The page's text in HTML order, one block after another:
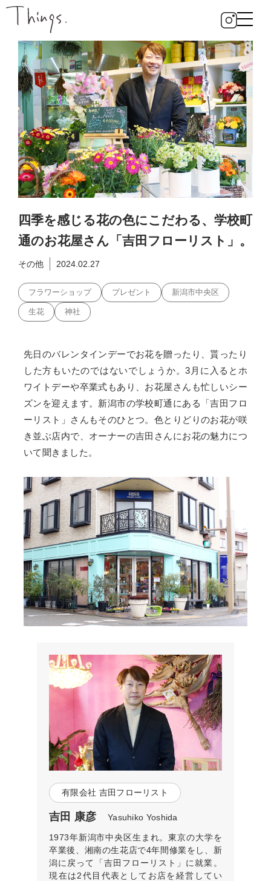
四季を感じる花の色にこだわる、学校町
通のお花屋さん「吉田フローリスト」。
その他 2024.02.27
フラワーショップ プレゼント 新潟市中央区
生花 神社
先日のバレンタインデーでお花を贈ったり、貰ったり
した方もいたのではないでしょうか。3月に入るとホ
ワイトデーや卒業式もあり、お花屋さんも忙しいシー
ズンを迎えます。新潟市の学校町通にある「吉田フロ
ーリスト」さんもそのひとつ。色とりどりのお花が咲
き並ぶ店内で、オーナーの吉田さんにお花の魅力につ
いて聞きました。
有限会社 吉田フローリスト
吉田 康彦 Yasuhiko Yoshida
1973年新潟市中央区生まれ。東京の大学を
卒業後、湘南の生花店で4年間修業をし、新
潟に戻って「吉田フローリスト」に就業。
現在は2代目代表としてお店を経営してい